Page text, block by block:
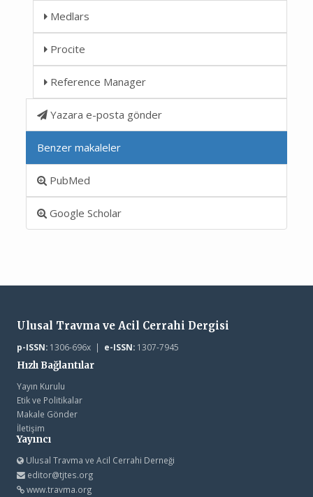
Medlars
Procite
Reference Manager
Yazara e-posta gönder
Benzer makaleler
PubMed
Google Scholar
Ulusal Travma ve Acil Cerrahi Dergisi
p-ISSN:1306-696x | e-ISSN:1307-7945
Hızlı Bağlantılar
Yayın Kurulu
Etik ve Politikalar
Makale Gönder
İletişim
Yayıncı
Ulusal Travma ve Acil Cerrahi Derneği
editor@tjtes.org
www.travma.org